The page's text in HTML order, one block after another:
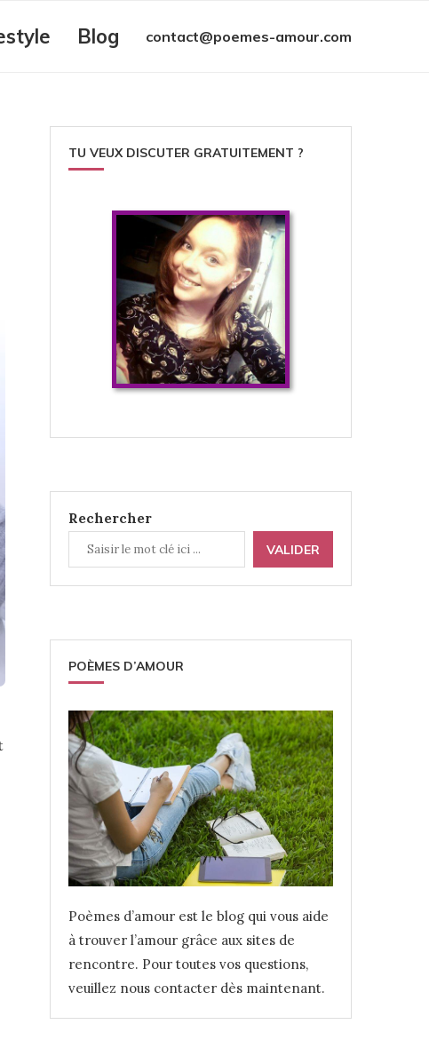
Blog contact@poemes-amour.com
TU VEUX DISCUTER GRATUITEMENT ?
Rechercher
VALIDER
POÈMES D’AMOUR
Poèmes d’amour est le blog qui vous aide
à trouver l’amour grâce aux sites de
rencontre. Pour toutes vos questions,
veuillez nous contacter dès maintenant.